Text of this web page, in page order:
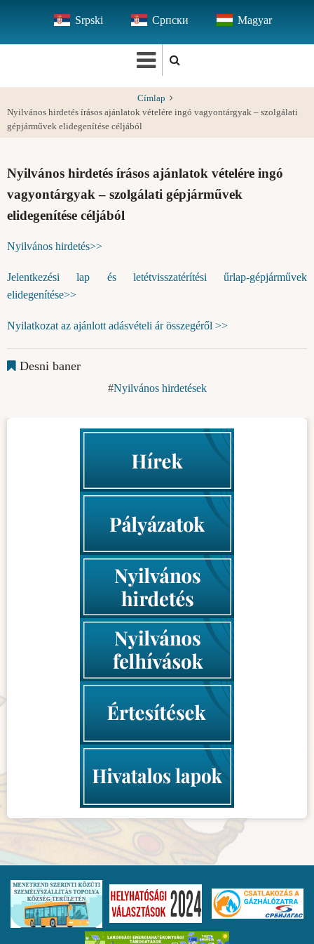
tartalomra
Srpski Српски Magyar
Címlap
Nyilvános hirdetés írásos ajánlatok vételére ingó vagyontárgyak – szolgálati
gépjárművek elidegenítése céljából
Nyilvános hirdetés írásos ajánlatok vételére ingó
vagyontárgyak – szolgálati gépjárművek
elidegenítése céljából
Nyilvános hirdetés>>
Jelentkezési lap és letétvisszatérítési űrlap-gépjárművek
elidegenítése>>
Nyilatkozat az ajánlott adásvételi ár összegéről >>
Desni baner
Nyilvános hirdetések